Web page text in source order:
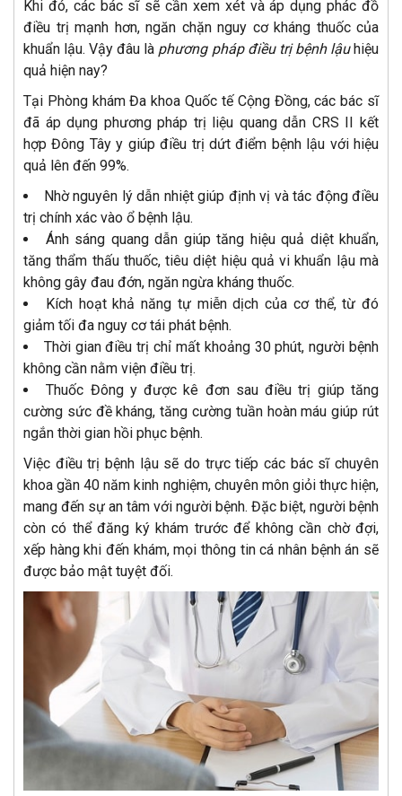
Khi đó, các bác sĩ sẽ cần xem xét và áp dụng phác đồ
điều trị mạnh hơn, ngăn chặn nguy cơ kháng thuốc của
khuẩn lậu. Vậy đâu là phương pháp điều trị bệnh lậuhiệu
quả hiện nay?
Tại Phòng khám Đa khoa Quốc tế Cộng Đồng, các bác sĩ
đã áp dụng phương pháp trị liệu quang dẫn CRS II kết
hợp Đông Tây y giúp điều trị dứt điểm bệnh lậu với hiệu
quả lên đến 99%.
Nhờ nguyên lý dẫn nhiệt giúp định vị và tác động điều
trị chính xác vào ổ bệnh lậu.
Ánh sáng quang dẫn giúp tăng hiệu quả diệt khuẩn,
tăng thẩm thấu thuốc, tiêu diệt hiệu quả vi khuẩn lậu mà
không gây đau đớn, ngăn ngừa kháng thuốc.
Kích hoạt khả năng tự miễn dịch của cơ thể, từ đó
giảm tối đa nguy cơ tái phát bệnh.
Thời gian điều trị chỉ mất khoảng 30 phút, người bệnh
không cần nằm viện điều trị.
Thuốc Đông y được kê đơn sau điều trị giúp tăng
cường sức đề kháng, tăng cường tuần hoàn máu giúp rút
ngắn thời gian hồi phục bệnh.
Việc điều trị bệnh lậu sẽ do trực tiếp các bác sĩ chuyên
khoa gần 40 năm kinh nghiệm, chuyên môn giỏi thực hiện,
mang đến sự an tâm với người bệnh. Đặc biệt, người bệnh
còn có thể đăng ký khám trước để không cần chờ đợi,
xếp hàng khi đến khám, mọi thông tin cá nhân bệnh án sẽ
được bảo mật tuyệt đối.